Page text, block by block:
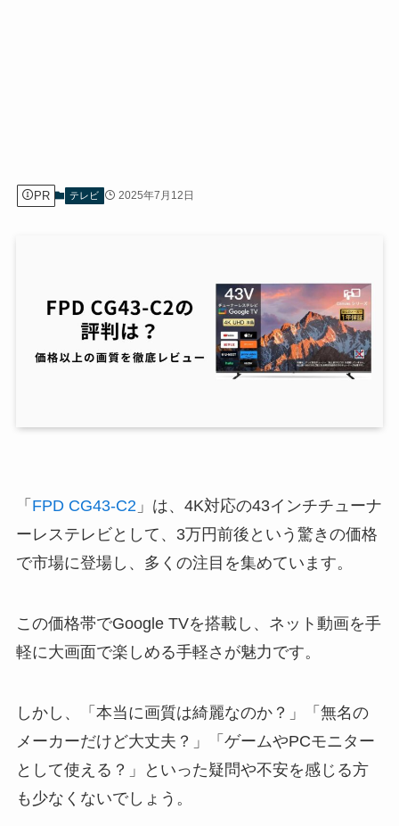
PR テレビ 2025年7月12日
「 FPD CG43-C2」は、4K対応の43インチチューナ
ーレステレビとして、3万円前後という驚きの価格
で市場に登場し、多くの注目を集めています。
この価格帯でGoogle TVを搭載し、ネット動画を手
軽に大画面で楽しめる手軽さが魅力です。
しかし、「本当に画質は綺麗なのか？」「無名の
メーカーだけど大丈夫？」「ゲームやPCモニター
として使える？」といった疑問や不安を感じる方
も少なくないでしょう。